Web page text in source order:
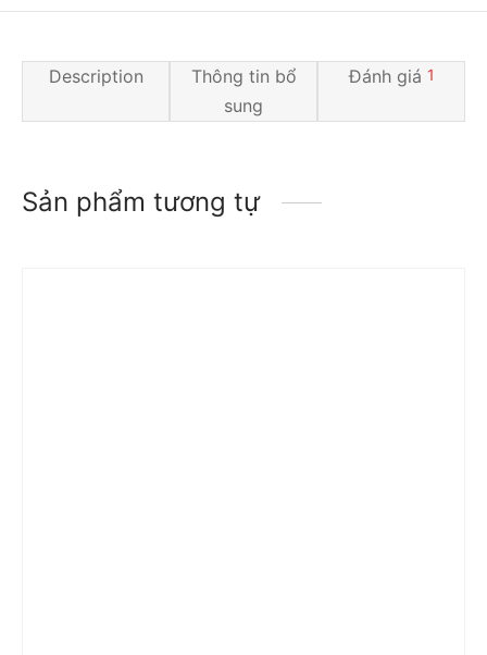
Description
Thông tin bổ
sung
Đánh giá 1
Sản phẩm tương tự